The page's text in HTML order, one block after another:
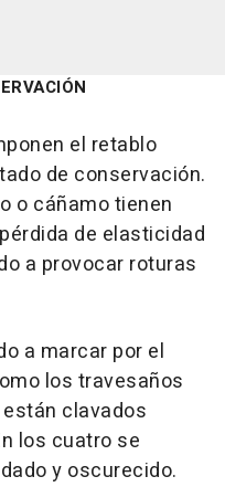
el retablo
de conservación.
o cáñamo tienen
de elasticidad
a provocar roturas
a marcar por el
los travesaños
clavados
los cuatro se
y oscurecido.